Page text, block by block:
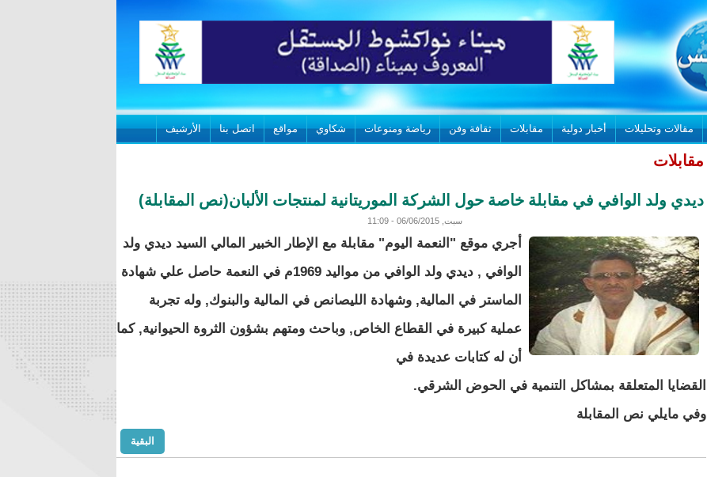
مقالات وتحليلات أخبار دولية مقابلات ثقافة وفن رياضة ومنوعات شكاوي مواقع اتصل بنا الأرشيف
مقابلات
ديدي ولد الوافي في مقابلة خاصة حول الشركة الموريتانية لمنتجات الألبان(نص المقابلة)
سبت, 06/06/2015 - 11:09
أجري موقع "النعمة اليوم" مقابلة مع الإطار الخبير المالي السيد ديدي ولد
الوافي , ديدي ولد الوافي من مواليد 1969م في النعمة حاصل علي شهادة
الماستر في المالية, وشهادة الليصانص في المالية والبنوك, وله تجربة
عملية كبيرة في القطاع الخاص, وباحث ومتهم بشؤون الثروة الحيوانية, كما
أن له كتابات عديدة في
القضايا المتعلقة بمشاكل التنمية في الحوض الشرقي.
وفي مايلي نص المقابلة
البقية